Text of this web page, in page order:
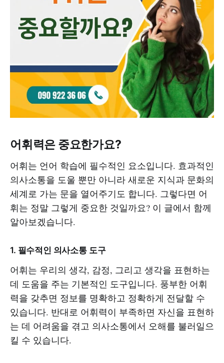
어휘력은 중요한가요?
어휘는 언어 학습에 필수적인 요소입니다. 효과적인
의사소통을 도울 뿐만 아니라 새로운 지식과 문화의
세계로 가는 문을 열어주기도 합니다. 그렇다면 어
휘는 정말 그렇게 중요한 것일까요? 이 글에서 함께
알아보겠습니다.
1. 필수적인 의사소통 도구
어휘는 우리의 생각, 감정, 그리고 생각을 표현하는
데 도움을 주는 기본적인 도구입니다. 풍부한 어휘
력을 갖추면 정보를 명확하고 정확하게 전달할 수
있습니다. 반대로 어휘력이 부족하면 자신을 표현하
는 데 어려움을 겪고 의사소통에서 오해를 불러일으
킬 수 있습니다.